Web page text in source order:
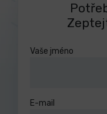
Vaše jméno
E-mail